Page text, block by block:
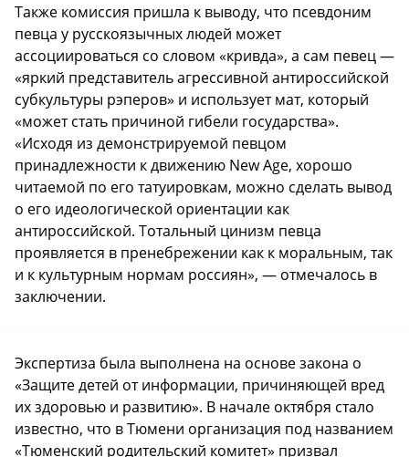
Также комиссия пришла к выводу, что псевдоним
певца у русскоязычных людей может
ассоциироваться со словом «кривда», а сам певец —
«яркий представитель агрессивной антироссийской
субкультуры рэперов» и использует мат, который
«может стать причиной гибели государства».
«Исходя из демонстрируемой певцом
принадлежности к движению New Age, хорошо
читаемой по его татуировкам, можно сделать вывод
о его идеологической ориентации как
антироссийской. Тотальный цинизм певца
проявляется в пренебрежении как к моральным, так
и к культурным нормам россиян», — отмечалось в
заключении.
Экспертиза была выполнена на основе закона о
«Защите детей от информации, причиняющей вред
их здоровью и развитию». В начале октября стало
известно, что в Тюмени организация под названием
«Тюменский родительский комитет» призвал